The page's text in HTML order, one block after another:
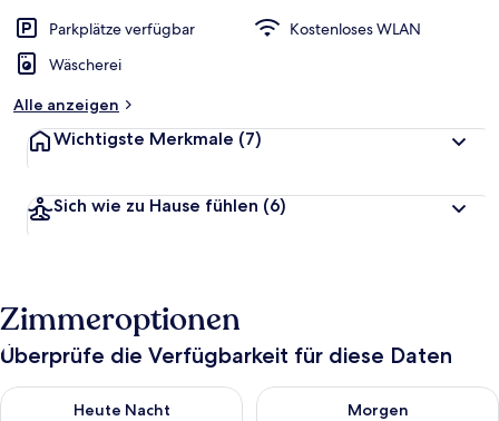
Parkplätze verfügbar
Kostenloses WLAN
Wäscherei
Alle anzeigen
Wichtigste Merkmale (7)
Sich wie zu Hause fühlen (6)
Zimmeroptionen
Überprüfe die Verfügbarkeit für diese Daten
Heute Nacht
Überprüfe die Verfügbarkeit für heute Nacht, Aug. 9 - Aug.
Morgen
Überprüfe die Verfügbarkeit